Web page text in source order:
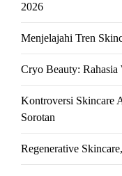
2026
Menjelajahi Tren
Cryo Beauty: Rahasia
Kontroversi Skincare
Sorotan
Regenerative